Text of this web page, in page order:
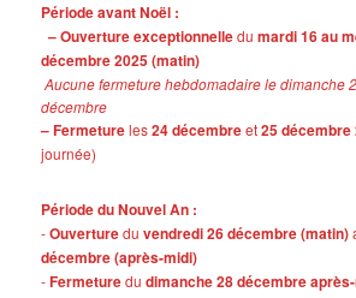
Période avant Noël :
– Ouverture exceptionnelledumardi 16 au
décembre 2025 (matin)
Aucune fermeture hebdomadaire le dimanche
décembre
– Fermetureles24 décembreet25 décembre
journée)
Période du Nouvel An :
-Ouvertureduvendredi 26 décembre (matin)
décembre (après-midi)
-Fermeturedudimanche 28 décembre